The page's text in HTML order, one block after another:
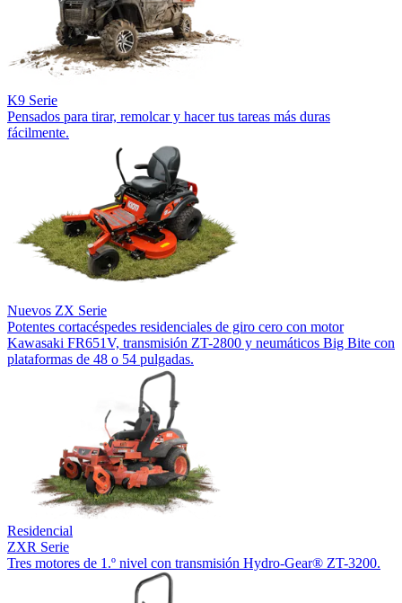
K9 Serie
Pensados para tirar, remolcar y hacer tus tareas más duras
fácilmente.
Nuevos ZX Serie
Potentes cortacéspedes residenciales de giro cero con motor
Kawasaki FR651V, transmisión ZT-2800 y neumáticos Big Bite con
plataformas de 48 o 54 pulgadas.
Residencial
ZXR Serie
Tres motores de 1.º nivel con transmisión Hydro-Gear® ZT-3200.